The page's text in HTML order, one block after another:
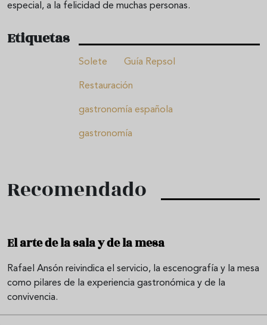
especial, a la felicidad de muchas personas.
Etiquetas
Solete Guía Repsol
Restauración
gastronomía española
gastronomía
Recomendado
El arte de la sala y de la mesa
Rafael Ansón reivindica el servicio, la escenografía y la mesa
como pilares de la experiencia gastronómica y de la
convivencia.